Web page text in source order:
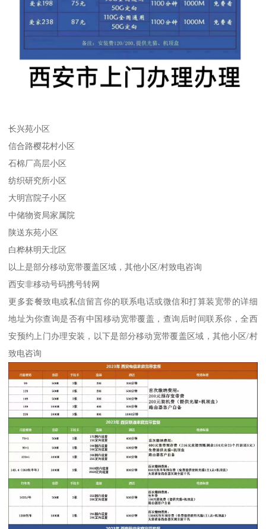
长兴苑小区
信合路樱花村小区
石棉厂高层小区
纺织研究所小区
大明宫院子小区
中储物资局家属院
陕送东苑小区
白桦林明天北区
以上是部分移动宽带覆盖区域，其他小区/村致电咨询
西安非移动号码携号转网
更多套餐致电或私信留言你的联系电话或微信和打算装宽带的详细
地址为你查询是否有中国移动宽带覆盖，查询后时间联系你，全西
安预约上门办理安装，以下是部分移动宽带覆盖区域，其他小区/村
致电咨询